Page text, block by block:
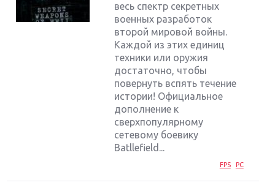
весь спектр секретных
военных разработок
второй мировой войны.
Каждой из этих единиц
техники или оружия
достаточно, чтобы
повернуть вспять течение
истории! Официальное
дополнение к
сверхпопулярному
сетевому боевику
Batllefield...
FPS PC